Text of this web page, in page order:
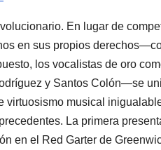
En lugar de
en sus propios
los vocalistas de oro
y Santos Colón—se
virtuosismo musical
La primera
en el Red Garter de